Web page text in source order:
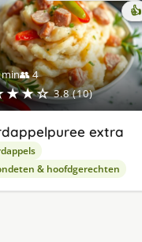
👥 4
3.8 (10)
👍
extra
& hoofdgerechten